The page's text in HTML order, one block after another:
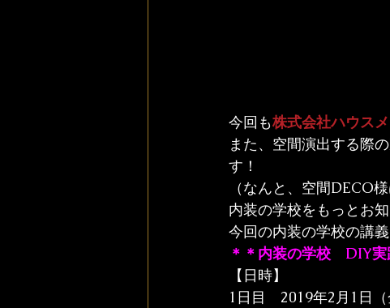
今回も株式会社ハウス
また、空間演出する際
す！
（なんと、空間DECO
内装の学校をもっとお
今回の内装の学校の講
＊＊内装の学校　DIY
【日時】
1日目　2019年2月1日